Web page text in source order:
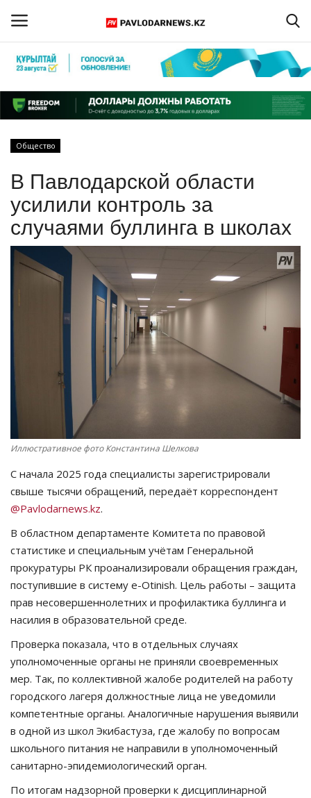
Регистрация
Главная
ПАВЛОДАРСКАЯ ОБЛАСТЬ
КАЗАХСТАН
МИР
Чек-лист
РАЗВЛЕЧЕНИЯ
OFFICIAL
Курултай
Язык
Қазақша Русский
Общество
В Павлодарской области
усилили контроль за
случаями буллинга в школах
Иллюстративное фото Константина Шелкова
С начала 2025 года специалисты зарегистрировали
свыше тысячи обращений, передаёт корреспондент
@Pavlodarnews.kz.
В областном департаменте Комитета по правовой
статистике и специальным учётам Генеральной
прокуратуры РК проанализировали обращения граждан,
поступившие в систему e-Otinish. Цель работы – защита
прав несовершеннолетних и профилактика буллинга и
насилия в образовательной среде.
Проверка показала, что в отдельных случаях
уполномоченные органы не приняли своевременных
мер. Так, по коллективной жалобе родителей на работу
городского лагеря должностные лица не уведомили
компетентные органы. Аналогичные нарушения выявили
в одной из школ Экибастуза, где жалобу по вопросам
школьного питания не направили в уполномоченный
санитарно-эпидемиологический орган.
По итогам надзорной проверки к дисциплинарной